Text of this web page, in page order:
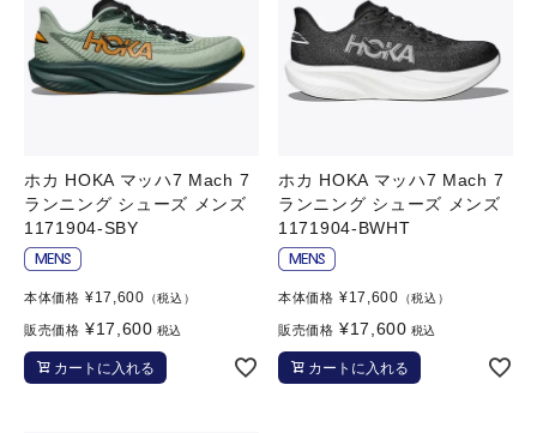
ホカ HOKA マッハ7 Mach 7
ランニング シューズ メンズ
1171904-SBY
本体価格 ¥17,600 （税込）
販売価格 ¥17,600 税込
カートに入れる
ホカ HOKA マッハ7 Mach 7
ランニング シューズ メンズ
1171904-BWHT
本体価格 ¥17,600 （税込）
販売価格 ¥17,600 税込
カートに入れる